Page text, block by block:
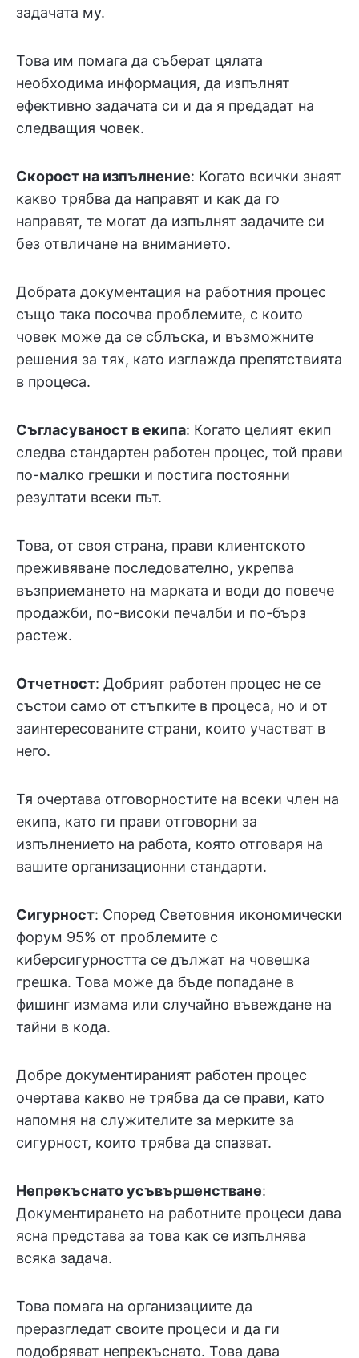
задачата му.
Това им помага да съберат цялата
необходима информация, да изпълнят
ефективно задачата си и да я предадат на
следващия човек.
Скорост на изпълнение: Когато всички знаят
какво трябва да направят и как да го
направят, те могат да изпълнят задачите си
без отвличане на вниманието.
Добрата документация на работния процес
също така посочва проблемите, с които
човек може да се сблъска, и възможните
решения за тях, като изглажда препятствията
в процеса.
Съгласуваност в екипа: Когато целият екип
следва стандартен работен процес, той прави
по-малко грешки и постига постоянни
резултати всеки път.
Това, от своя страна, прави клиентското
преживяване последователно, укрепва
възприемането на марката и води до повече
продажби, по-високи печалби и по-бърз
растеж.
Отчетност: Добрият работен процес не се
състои само от стъпките в процеса, но и от
заинтересованите страни, които участват в
него.
Тя очертава отговорностите на всеки член на
екипа, като ги прави отговорни за
изпълнението на работа, която отговаря на
вашите организационни стандарти.
Сигурност: Според Световния икономически
форум 95% от проблемите с
киберсигурността се дължат на човешка
грешка. Това може да бъде попадане в
фишинг измама или случайно въвеждане на
тайни в кода.
Добре документираният работен процес
очертава какво не трябва да се прави, като
напомня на служителите за мерките за
сигурност, които трябва да спазват.
Непрекъснато усъвършенстване:
Документирането на работните процеси дава
ясна представа за това как се изпълнява
всяка задача.
Това помага на организациите да
преразгледат своите процеси и да ги
подобряват непрекъснато. Това дава